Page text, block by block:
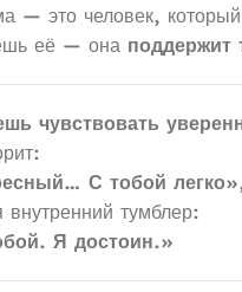
— это человек, который
её — она поддержит
чувствовать
С тобой легко»,
внутренний тумблер:
Я достоин.»